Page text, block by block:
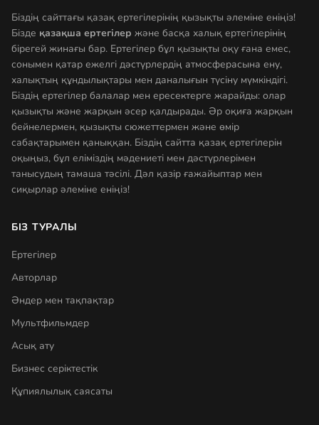
Біздің сайттағы қазақ ертегілерінің қызықты әлеміне еніңіз!
Бізде қазақша ертегілер және басқа халық ертегілерінің
бірегей жинағы бар. Ертегілер бұл қызықты оқу ғана емес,
сонымен қатар ежелгі дәстүрлердің атмосферасына ену,
халықтың құндылықтары мен даналығын түсіну мүмкіндігі.
Біздің ертегілер балалар мен ересектерге жарайды: олар
қызықты және жарқын әсер қалдырады. Әр оқиға жарқын
бейнелермен, қызықты сюжеттермен және өмір
сабақтарымен қаныққан. Біздің сайтта қазақ ертегілерін
оқыңыз, бұл еліміздің мәдениеті мен дәстүрлерімен
танысудың тамаша тәсілі. Дәл қазір ғажайыптар мен
сиқырлар әлеміне еніңіз!
БІЗ ТУРАЛЫ
Ертегілер
Авторлар
Әндер мен тақпақтар
Мультфильмдер
Асық ату
Бизнес серіктестік
Құпиялылық саясаты